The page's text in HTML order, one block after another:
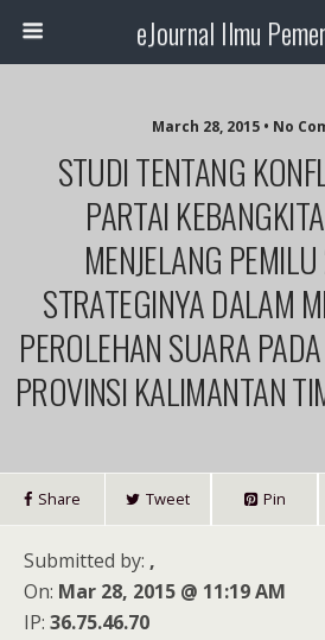
eJournal Ilmu
March 28, 2015 • No
STUDI TENTANG
PARTAI
MENJELANG
STRATEGINYA DALAM
PEROLEHAN SUARA
PROVINSI KALIMANTAN
Share Tweet Pin
Submitted by: ,
On: Mar 28, 2015 @ 11:19 AM
IP: 36.75.46.70